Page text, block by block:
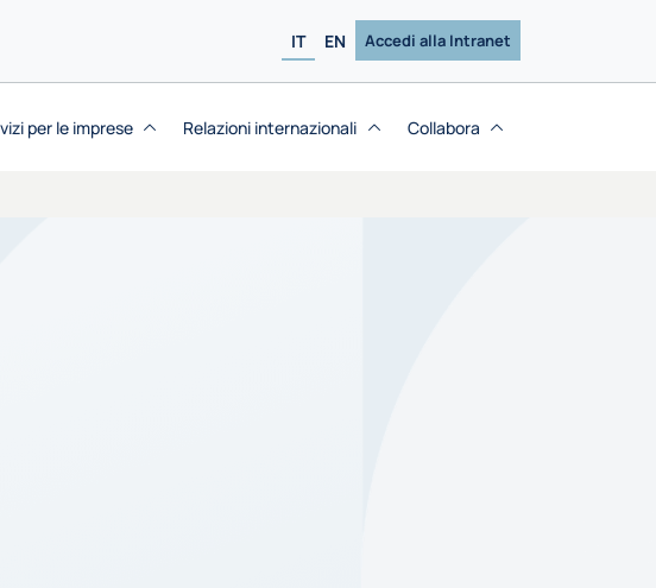
IT EN Accedi alla Intranet
per le imprese Relazioni internazionali Collabora